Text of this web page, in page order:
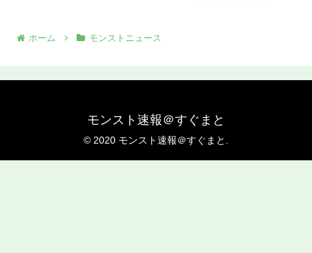
ホーム モンストニュース
モンスト速報＠すぐまと
© 2020 モンスト速報＠すぐまと.